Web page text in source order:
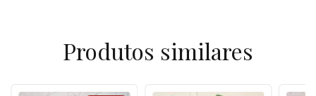
Produtos similares